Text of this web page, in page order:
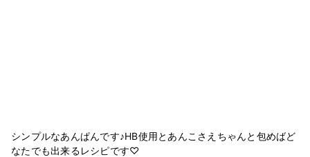
シンプルなあんぱんです♪HB使用とあんこさえちゃんと包めばど
なたでも出来るレシピです♡